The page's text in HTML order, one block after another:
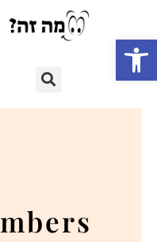
פתח סרגל נגישות